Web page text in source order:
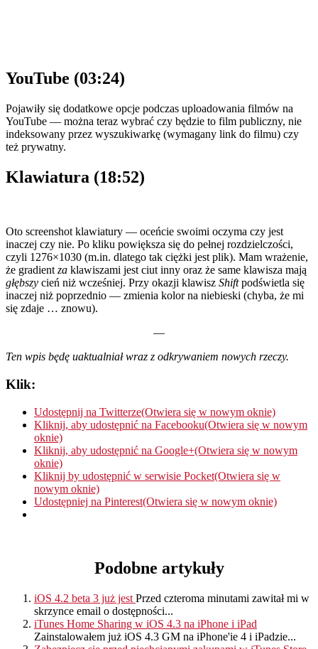
YouTube (03:24)
Pojawiły się dodatkowe opcje podczas uploadowania filmów na
YouTube — można teraz wybrać czy będzie to film publiczny, nie
indeksowany przez wyszukiwarkę (wymagany link do filmu) czy
też prywatny.
Klawiatura (18:52)
Oto screenshot klawiatury — oceńcie swoimi oczyma czy jest
inaczej czy nie. Po kliku powiększa się do pełnej rozdzielczości,
czyli 1276×1030 (m.in. dlatego tak ciężki jest plik). Mam wrażenie,
że gradient za klawiszami jest ciut inny oraz że same klawisza mają
głębszy cień niż wcześniej. Przy okazji klawisz Shiftpodświetla się
inaczej niż poprzednio — zmienia kolor na niebieski (chyba, że mi
się zdaje … znowu).
—
Ten wpis będę uaktualniał wraz z odkrywaniem nowych rzeczy.
Klik:
Udostępnij na Twitterze(Otwiera się w nowym oknie)
Kliknij, aby udostępnić na Facebooku(Otwiera się w nowym
oknie)
Kliknij, aby udostępnić na Google+(Otwiera się w nowym
oknie)
Kliknij by udostępnić w serwisie Pocket(Otwiera się w
nowym oknie)
Udostępniej na Pinterest(Otwiera się w nowym oknie)
Podobne artykuły
iOS 4.2 beta 3 już jest Przed czteroma minutami zawitał mi w
skrzynce email o dostępności...
iTunes Home Sharing w iOS 4.3 na iPhone i iPad
Zainstalowałem już iOS 4.3 GM na iPhone'ie 4 i iPadzie...